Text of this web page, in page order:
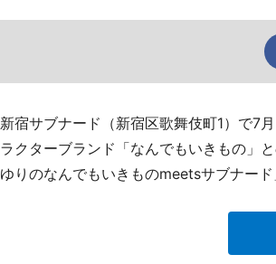
新宿サブナード（新宿区歌舞伎町1）で7
ラクターブランド「なんでもいきもの」
ゆりのなんでもいきものmeetsサブナー